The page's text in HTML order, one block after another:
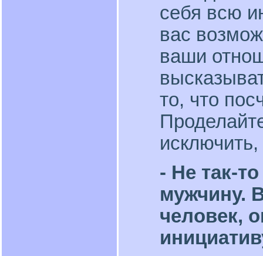
себя всю
вас
ваши
то, что
- Не так-
мужчину.
человек,